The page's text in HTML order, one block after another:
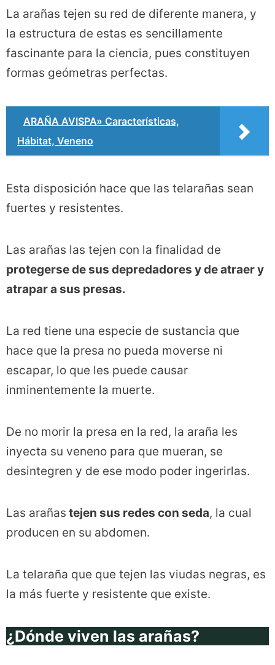
La arañas tejen su red de diferente manera, y
la estructura de estas es sencillamente
fascinante para la ciencia, pues constituyen
formas geómetras perfectas.
ARAÑA AVISPA» Características,
Hábitat, Veneno
Esta disposición hace que las telarañas sean
fuertes y resistentes.
Las arañas las tejen con la finalidad de
protegerse de sus depredadores y de atraer y
atrapar a sus presas.
La red tiene una especie de sustancia que
hace que la presa no pueda moverse ni
escapar, lo que les puede causar
inminentemente la muerte.
De no morir la presa en la red, la araña les
inyecta su veneno para que mueran, se
desintegren y de ese modo poder ingerirlas.
Las arañas tejen sus redes con seda, la cual
producen en su abdomen.
La telaraña que que tejen las viudas negras, es
la más fuerte y resistente que existe.
¿Dónde viven las arañas?